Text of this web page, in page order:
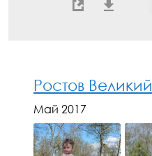
Ростов Великий
Май 2017